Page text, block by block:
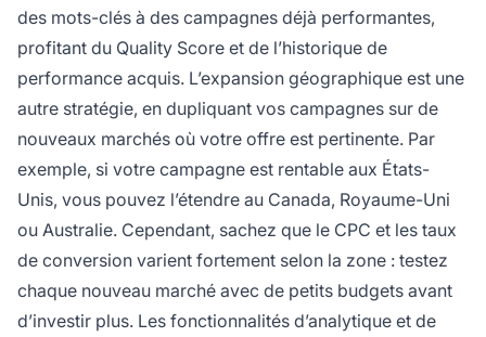
des mots-clés à des campagnes déjà performantes,
profitant du Quality Score et de l’historique de
performance acquis. L’expansion géographique est une
autre stratégie, en dupliquant vos campagnes sur de
nouveaux marchés où votre offre est pertinente. Par
exemple, si votre campagne est rentable aux États-
Unis, vous pouvez l’étendre au Canada, Royaume-Uni
ou Australie. Cependant, sachez que le CPC et les taux
de conversion varient fortement selon la zone : testez
chaque nouveau marché avec de petits budgets avant
d’investir plus. Les fonctionnalités d’analytique et de